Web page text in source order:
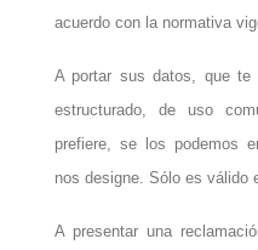
acuerdo con la normativa
A portar sus datos, que te
estructurado, de uso
prefiere, se los podemos
nos designe. Sólo es válido
A presentar una